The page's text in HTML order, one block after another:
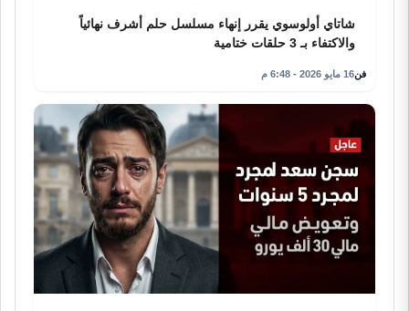
شاتاي أولوسوي يقرر إنهاء مسلسل حلم أشرف نهائياً
والاكتفاء بـ 3 حلقات ختامية
فن16 مايو 2026 - 6:48 م